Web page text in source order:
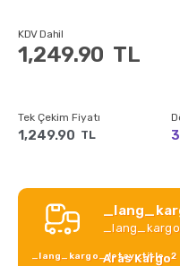
1,249.90 TL
KDV Dahil
Tek Çekim Fiyatı
1,249.90 TL
_lang_kargo_detay_title_2
Aras Kargo